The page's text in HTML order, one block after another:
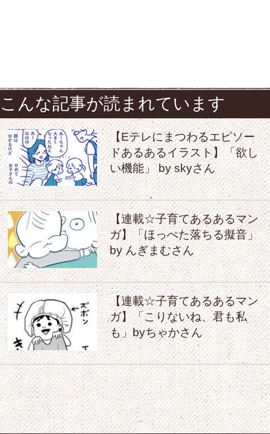
こんな記事が読まれています
【Eテレにまつわるエピソー
ドあるあるイラスト】「欲し
い機能」 by skyさん
【連載☆子育てあるあるマン
ガ】「ほっぺた落ちる擬音」
by んぎまむさん
【連載☆子育てあるあるマン
ガ】「こりないね、君も私
も」byちゃかさん